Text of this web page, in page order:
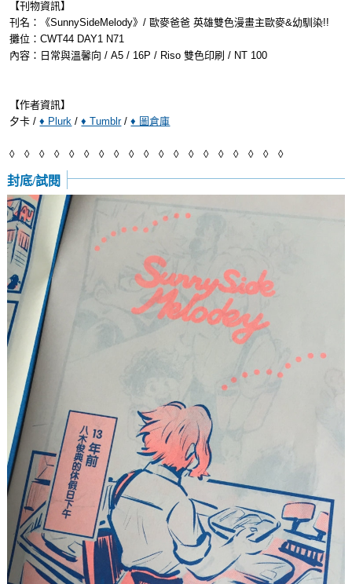
【刊物資訊】
刊名：《SunnySideMelody》/ 歐麥爸爸 英雄雙色漫畫主歐麥&幼馴染!!
攤位：CWT44 DAY1 N71
內容：日常與溫馨向 / A5 / 16P / Riso 雙色印刷 / NT 100
【作者資訊】
夕卡 /♦ Plurk /♦ Tumblr/♦ 圖倉庫
◊ ◊ ◊ ◊ ◊ ◊ ◊ ◊ ◊ ◊ ◊ ◊ ◊ ◊ ◊ ◊ ◊ ◊ ◊
封底/試閱